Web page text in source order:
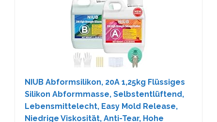
NIUB Abformsilikon, 20A 1,25kg Flüssiges
Silikon Abformmasse, Selbstentlüftend,
Lebensmittelecht, Easy Mold Release,
Niedrige Viskosität, Anti-Tear, Hohe